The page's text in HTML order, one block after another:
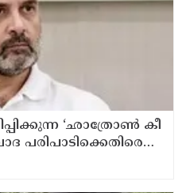
‘ഛാത്രോൺ കീ
പരിപാടിക്കെതിരെ